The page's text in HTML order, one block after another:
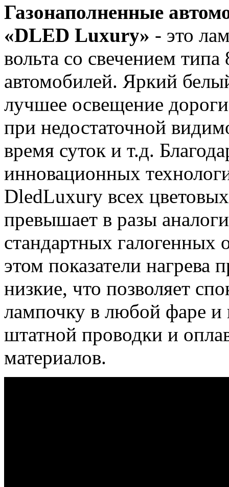
Газонаполненные
«DLED Luxury» - это
вольта со свечением
автомобилей. Яркий
лучшее освещение
при недостаточной
время суток и т.д.
инновационных
DledLuxury всех
превышает в разы
стандартных галогенных
этом показатели нагрева
низкие, что позволяет
лампочку в любой фаре и
штатной проводки и
материалов.